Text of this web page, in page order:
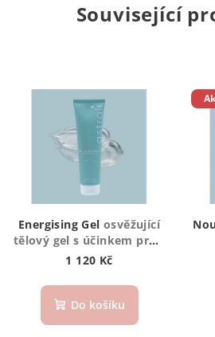
Související
Energising Gel osvěžující
tělový gel s účinkem proti
těžkým nohám, otokům
1 120 Kč
Do košíku